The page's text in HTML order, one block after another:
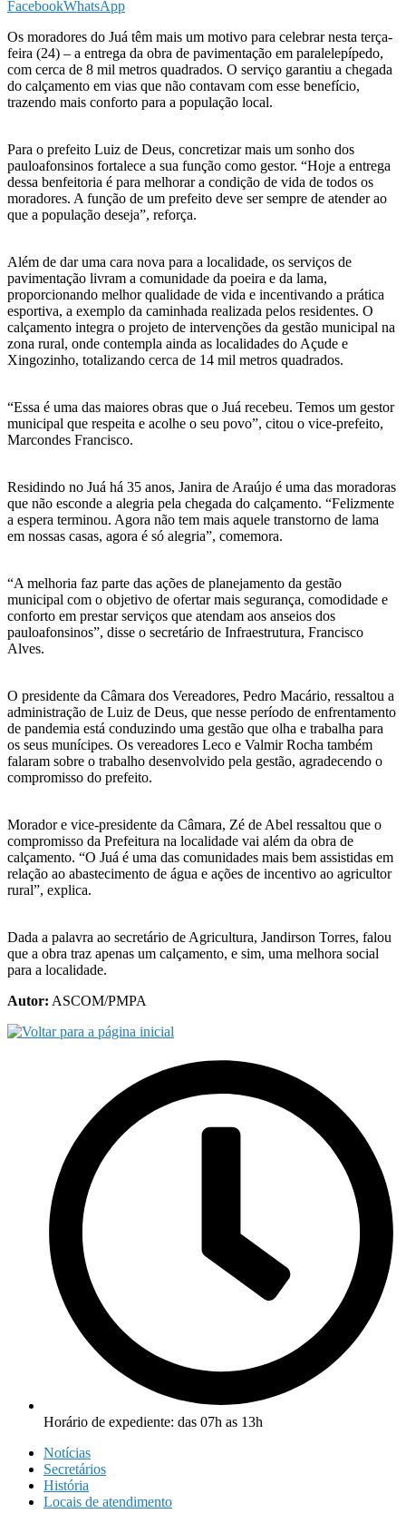
FacebookWhatsApp
Os moradores do Juá têm mais um motivo para celebrar nesta terça-
feira (24) – a entrega da obra de pavimentação em paralelepípedo,
com cerca de 8 mil metros quadrados. O serviço garantiu a chegada
do calçamento em vias que não contavam com esse benefício,
trazendo mais conforto para a população local.
Para o prefeito Luiz de Deus, concretizar mais um sonho dos
pauloafonsinos fortalece a sua função como gestor. “Hoje a entrega
dessa benfeitoria é para melhorar a condição de vida de todos os
moradores. A função de um prefeito deve ser sempre de atender ao
que a população deseja”, reforça.
Além de dar uma cara nova para a localidade, os serviços de
pavimentação livram a comunidade da poeira e da lama,
proporcionando melhor qualidade de vida e incentivando a prática
esportiva, a exemplo da caminhada realizada pelos residentes. O
calçamento integra o projeto de intervenções da gestão municipal na
zona rural, onde contempla ainda as localidades do Açude e
Xingozinho, totalizando cerca de 14 mil metros quadrados.
“Essa é uma das maiores obras que o Juá recebeu. Temos um gestor
municipal que respeita e acolhe o seu povo”, citou o vice-prefeito,
Marcondes Francisco.
Residindo no Juá há 35 anos, Janira de Araújo é uma das moradoras
que não esconde a alegria pela chegada do calçamento. “Felizmente
a espera terminou. Agora não tem mais aquele transtorno de lama
em nossas casas, agora é só alegria”, comemora.
“A melhoria faz parte das ações de planejamento da gestão
municipal com o objetivo de ofertar mais segurança, comodidade e
conforto em prestar serviços que atendam aos anseios dos
pauloafonsinos”, disse o secretário de Infraestrutura, Francisco
Alves.
O presidente da Câmara dos Vereadores, Pedro Macário, ressaltou a
administração de Luiz de Deus, que nesse período de enfrentamento
de pandemia está conduzindo uma gestão que olha e trabalha para
os seus munícipes. Os vereadores Leco e Valmir Rocha também
falaram sobre o trabalho desenvolvido pela gestão, agradecendo o
compromisso do prefeito.
Morador e vice-presidente da Câmara, Zé de Abel ressaltou que o
compromisso da Prefeitura na localidade vai além da obra de
calçamento. “O Juá é uma das comunidades mais bem assistidas em
relação ao abastecimento de água e ações de incentivo ao agricultor
rural”, explica.
Dada a palavra ao secretário de Agricultura, Jandirson Torres, falou
que a obra traz apenas um calçamento, e sim, uma melhora social
para a localidade.
Autor: ASCOM/PMPA
Horário de expediente: das 07h as 13h
Notícias
Secretários
História
Locais de atendimento